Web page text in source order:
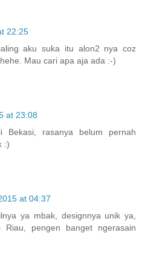
22:25
aku suka itu alon2 nya coz
Mau cari apa aja ada :-)
at 23:08
Bekasi, rasanya belum pernah
:)
at 04:37
ya mbak, designnya unik ya,
pengen banget ngerasain